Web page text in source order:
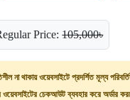
Price:105,000৳
না থাকায় ওয়েবসাইটে প্রদর্শিত মূল্য
চেকআউট ব্যবহার করে অর্ডার